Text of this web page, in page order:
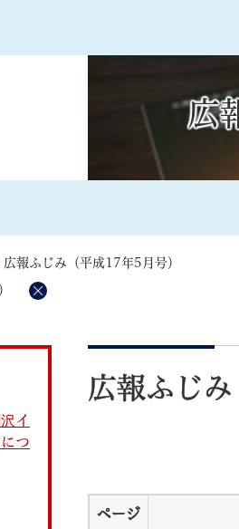
すべて ペ
特別定額給付金
町づくり
広
広報ふじみ（平成17年5月号）
削
文
広報ふじみ
ページ
イ
つ